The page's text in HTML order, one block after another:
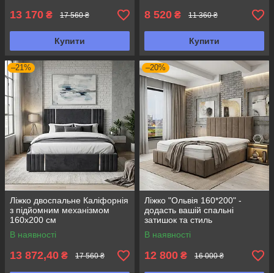
13 170 ₴ 17 560 ₴
Купити
8 520 ₴ 11 360 ₴
Купити
–21%
Ліжко двоспальне Каліфорнія
з підйомним механізмом
160х200 см
В наявності
13 872,40 ₴ 17 560 ₴
–20%
Ліжко "Ольвія 160*200" -
додасть вашій спальні
затишок та стиль
В наявності
12 800 ₴ 16 000 ₴